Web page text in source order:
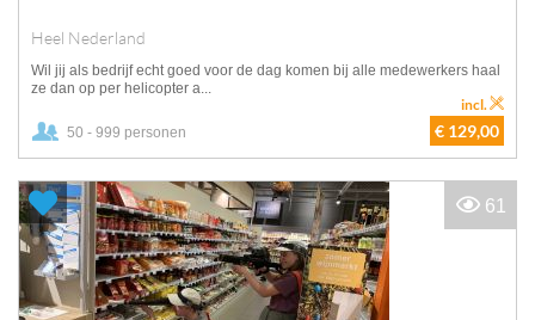
Heel Nederland
Wil jij als bedrijf echt goed voor de dag komen bij alle medewerkers haal
ze dan op per helicopter a...
50 - 999 personen € 129,00
incl.
61